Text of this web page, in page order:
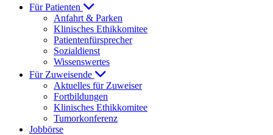
Für Patienten
Anfahrt & Parken
Klinisches Ethikkomitee
Patientenfürsprecher
Sozialdienst
Wissenswertes
Für Zuweisende
Aktuelles für Zuweiser
Fortbildungen
Klinisches Ethikkomitee
Tumorkonferenz
Jobbörse